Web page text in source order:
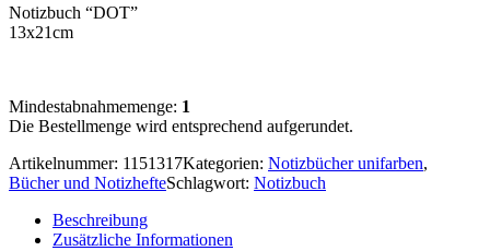
Notizbuch “DOT”
13x21cm
Mindestabnahmemenge: 1
Die Bestellmenge wird entsprechend aufgerundet.
Artikelnummer: 1151317Kategorien: Notizbücher unifarben,
Bücher und NotizhefteSchlagwort: Notizbuch
Beschreibung
Zusätzliche Informationen